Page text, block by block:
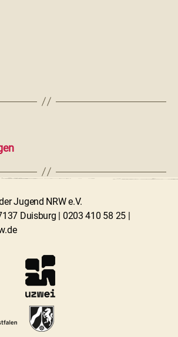
Jugend NRW e.V.
Duisburg | 0203 410 58 25 |